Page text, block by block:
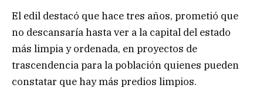
El edil destacó que hace tres años, prometió que
no descansaría hasta ver a la capital del estado
más limpia y ordenada, en proyectos de
trascendencia para la población quienes pueden
constatar que hay más predios limpios.